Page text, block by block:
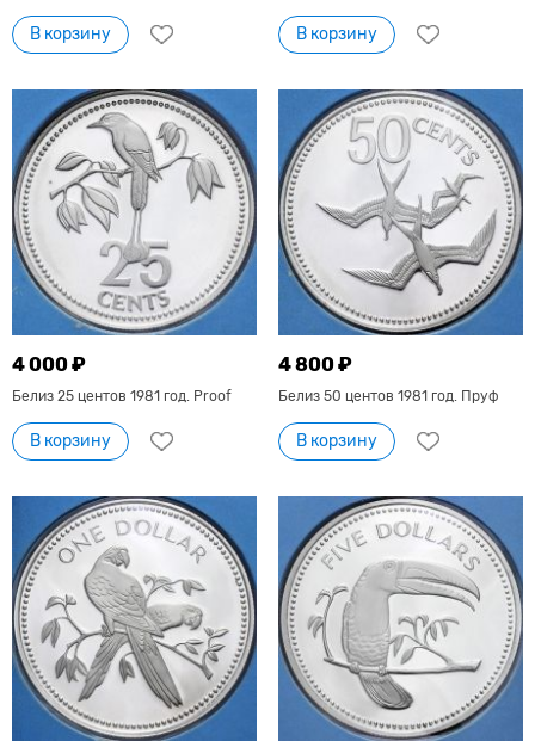
В корзину В корзину
4 000 ₽
Белиз 25 центов 1981 год. Proof
В корзину
4 800 ₽
Белиз 50 центов 1981 год. Пруф
В корзину